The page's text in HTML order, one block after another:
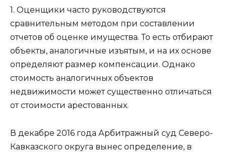
1. Оценщики часто руководствуются
сравнительным методом при составлении
отчетов об оценке имущества. То есть отбирают
объекты, аналогичные изъятым, и на их основе
определяют размер компенсации. Однако
стоимость аналогичных объектов
недвижимости может существенно отличаться
от стоимости арестованных.
В декабре 2016 года Арбитражный суд Северо-
Кавказского округа вынес определение, в